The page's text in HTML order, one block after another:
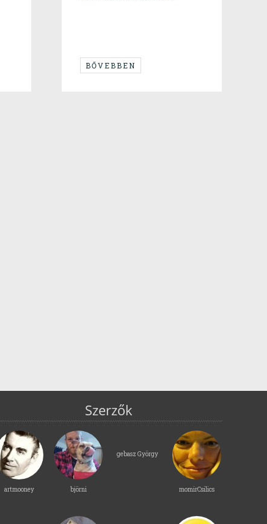
BŐVEBBEN
Szerzők
artmooney björni
gebasz György
momirCsilics